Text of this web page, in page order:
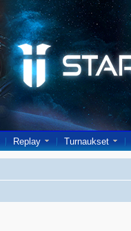
Replay Turnaukset